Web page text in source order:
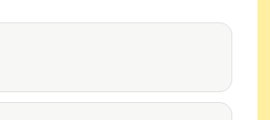
переговоров